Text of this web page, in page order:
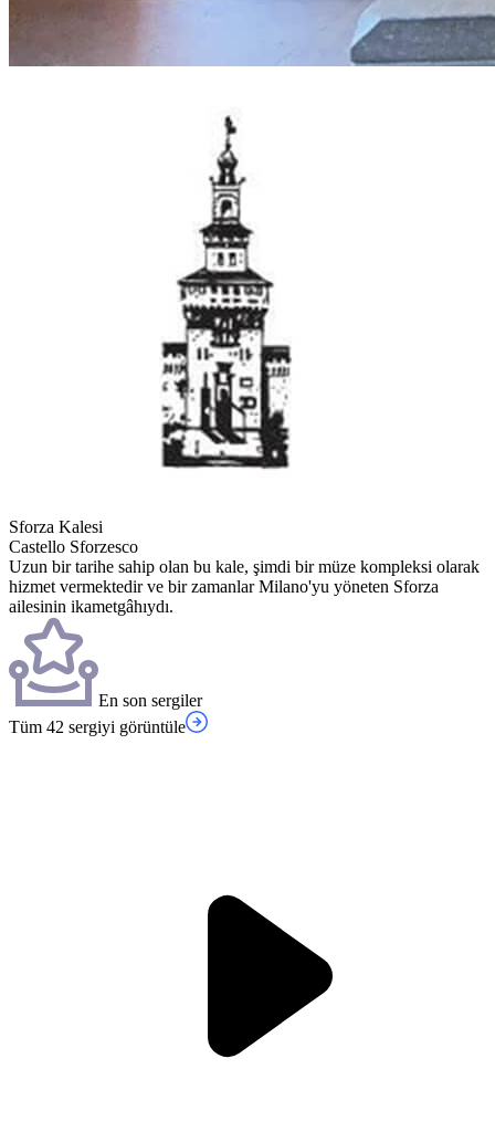
Sforza Kalesi
Castello Sforzesco
Uzun bir tarihe sahip olan bu kale, şimdi bir müze kompleksi olarak
hizmet vermektedir ve bir zamanlar Milano'yu yöneten Sforza
ailesinin ikametgâhıydı.
En son sergiler
Tüm 42 sergiyi görüntüle